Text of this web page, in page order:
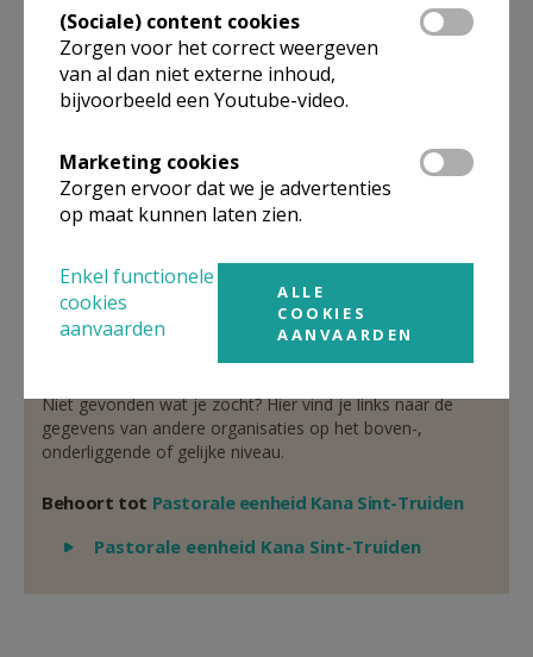
abonneringen Kerk & Leven
Dhr. Dirk Wijnants
Pipelstraat 19
3800
011 69 52 10
Stuur een mailtje
Organisatiestructuur
Niet gevonden wat je zocht? Hier vind je links naar de
gegevens van andere organisaties op het boven-,
onderliggende of gelijke niveau.
Behoort tot Pastorale eenheid Kana Sint-Truiden
Weergeven
Pastorale eenheid Kana Sint-Truiden
(Sociale) content cookies
Zorgen voor het correct weergeven
van al dan niet externe inhoud,
bijvoorbeeld een Youtube-video.
Marketing cookies
Zorgen ervoor dat we je advertenties
op maat kunnen laten zien.
Enkel functionele
cookies
aanvaarden
ALLE
COOKIES
AANVAARDEN